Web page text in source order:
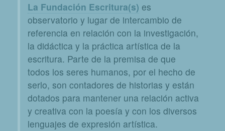
La Fundación Escritura(s) es
observatorio y lugar de intercambio de
referencia en relación con la investigación,
la didáctica y la práctica artística de la
escritura. Parte de la premisa de que
todos los seres humanos, por el hecho de
serlo, son contadores de historias y están
dotados para mantener una relación activa
y creativa con la poesía y con los diversos
lenguajes de expresión artística.